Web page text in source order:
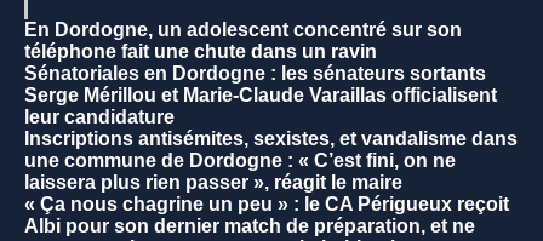
En Dordogne, un adolescent concentré sur son
téléphone fait une chute dans un ravin
Sénatoriales en Dordogne : les sénateurs sortants
Serge Mérillou et Marie-Claude Varaillas officialisent
leur candidature
Inscriptions antisémites, sexistes, et vandalisme dans
une commune de Dordogne : « C’est fini, on ne
laissera plus rien passer », réagit le maire
« Ça nous chagrine un peu » : le CA Périgueux reçoit
Albi pour son dernier match de préparation, et ne